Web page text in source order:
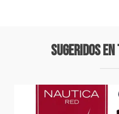
Sugeridos En